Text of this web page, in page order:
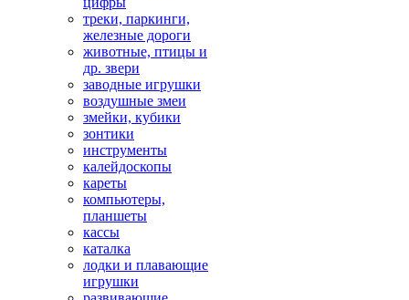
треки, паркинги,
железные дороги
животные, птицы и
др. звери
заводные игрушки
воздушные змеи
змейки, кубики
зонтики
инструменты
калейдоскопы
кареты
компьютеры,
планшеты
кассы
каталка
лодки и плавающие
игрушки